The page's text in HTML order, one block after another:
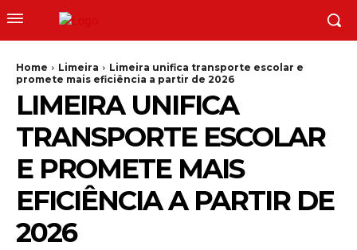
Home Limeira
Limeira unifica transporte escolar e
promete mais eficiência a partir de 2026
LIMEIRA UNIFICA
TRANSPORTE ESCOLAR
E PROMETE MAIS
EFICIÊNCIA A PARTIR DE
2026